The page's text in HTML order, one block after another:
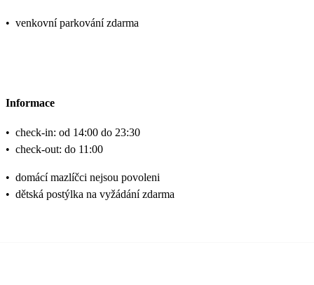
• venkovní parkování zdarma
Informace
• check-in: od 14:00 do 23:30
• check-out: do 11:00
• domácí mazlíčci nejsou povoleni
• dětská postýlka na vyžádání zdarma